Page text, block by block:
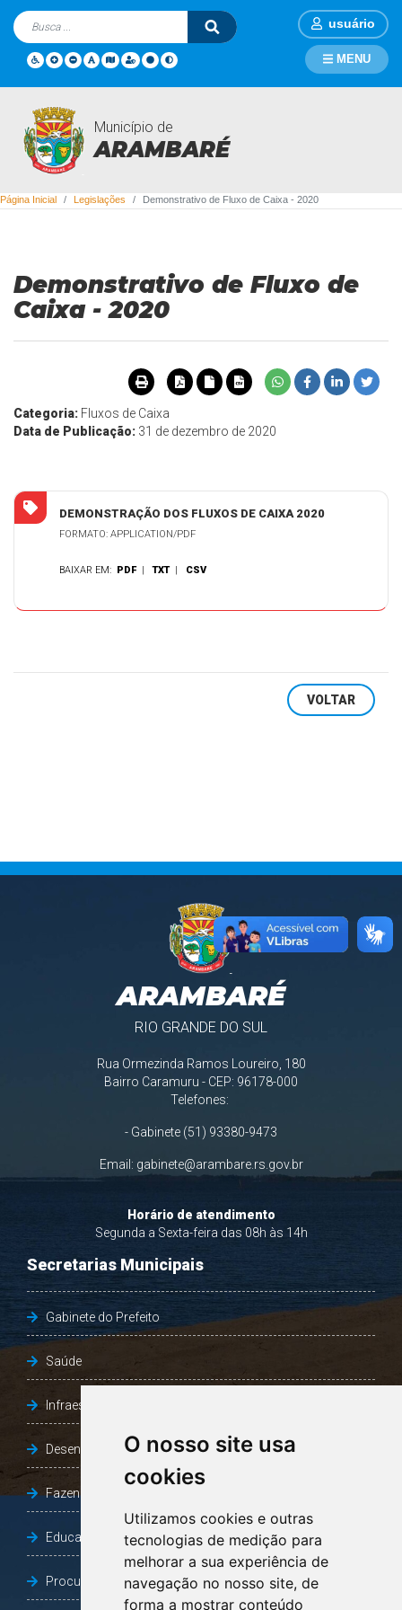
O nosso site usa
cookies
Utilizamos cookies e outras
tecnologias de medição para
melhorar a sua experiência de
navegação no nosso site, de
forma a mostrar conteúdo
usuário
Município de
ARAMBARÉ
MENU
Legislações
Página Inicial Legislações Demonstrativo de Fluxo de Caixa - 2020
Demonstrativo de Fluxo de
Caixa - 2020
Categoria: Fluxos de Caixa
Data de Publicação: 31 de dezembro de 2020
DEMONSTRAÇÃO DOS FLUXOS DE CAIXA 2020
FORMATO: APPLICATION/PDF
BAIXAR EM: PDF |TXT | CSV
VOLTAR
ARAMBARÉ
RIO GRANDE DO SUL
Rua Ormezinda Ramos Loureiro, 180
Bairro Caramuru - CEP: 96178-000
Telefones:
- Gabinete (51) 93380-9473
Email: gabinete@arambare.rs.gov.br
Horário de atendimento
Segunda a Sexta-feira das 08h às 14h
Secretarias Municipais
Gabinete do Prefeito
Saúde
Infraestrutura, Agricultura e Meio Ambiente
Desenvolvimento Social
Fazenda e Desenvolvimento Econômico
Educação
Procuradoria Geral do Município